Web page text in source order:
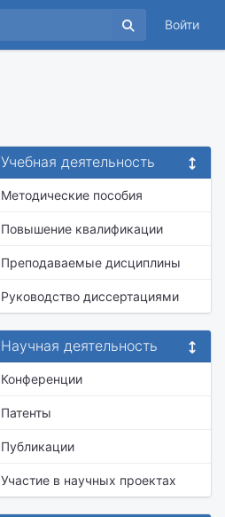
Войти
Учебная деятельность
Методические пособия
Повышение квалификации
Преподаваемые дисциплины
Руководство диссертациями
Научная деятельность
Конференции
Патенты
Публикации
Участие в научных проектах